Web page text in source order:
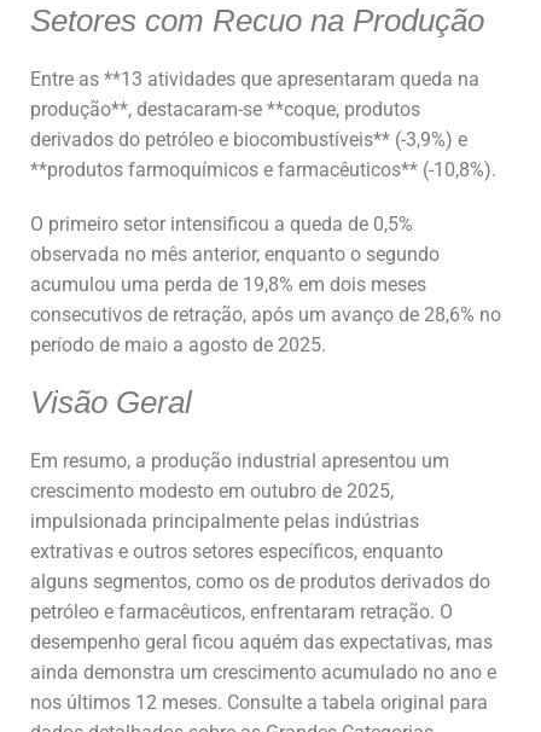
Setores com Recuo na Produção
Entre as **13 atividades que apresentaram queda na
produção**, destacaram-se **coque, produtos
derivados do petróleo e biocombustíveis** (-3,9%) e
**produtos farmoquímicos e farmacêuticos** (-10,8%).
O primeiro setor intensificou a queda de 0,5%
observada no mês anterior, enquanto o segundo
acumulou uma perda de 19,8% em dois meses
consecutivos de retração, após um avanço de 28,6% no
período de maio a agosto de 2025.
Visão Geral
Em resumo, a produção industrial apresentou um
crescimento modesto em outubro de 2025,
impulsionada principalmente pelas indústrias
extrativas e outros setores específicos, enquanto
alguns segmentos, como os de produtos derivados do
petróleo e farmacêuticos, enfrentaram retração. O
desempenho geral ficou aquém das expectativas, mas
ainda demonstra um crescimento acumulado no ano e
nos últimos 12 meses. Consulte a tabela original para